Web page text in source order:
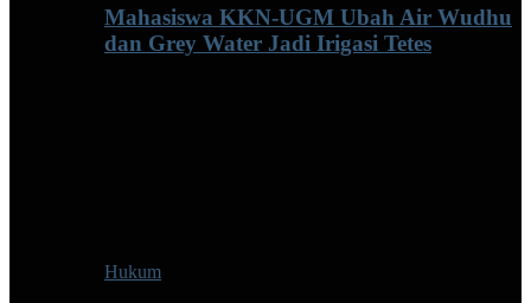
Mahasiswa KKN-UGM Ubah Air Wudhu
dan Grey Water Jadi Irigasi Tetes
Hukum